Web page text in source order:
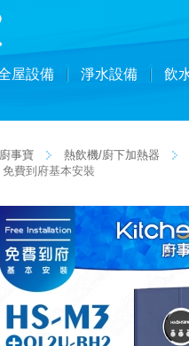
屋設備 淨水設備 飲
事寶 熱飲機/廚下加熱器
費到府基本安裝